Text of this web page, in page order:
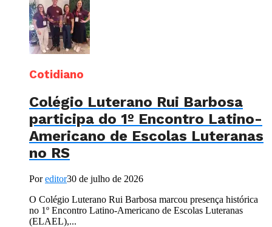
Cotidiano
Colégio Luterano Rui Barbosa
participa do 1º Encontro Latino-
Americano de Escolas Luteranas
no RS
Poreditor30 de julho de 2026
O Colégio Luterano Rui Barbosa marcou presença histórica
no 1º Encontro Latino-Americano de Escolas Luteranas
(ELAEL),...